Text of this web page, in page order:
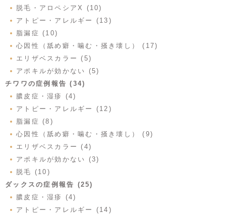
脱毛・アロペシアX (10)
アトピー・アレルギー (13)
脂漏症 (10)
心因性（舐め癖・噛む・掻き壊し） (17)
エリザベスカラー (5)
アポキルが効かない (5)
チワワの症例報告 (34)
膿皮症・湿疹 (4)
アトピー・アレルギー (12)
脂漏症 (8)
心因性（舐め癖・噛む・掻き壊し） (9)
エリザベスカラー (4)
アポキルが効かない (3)
脱毛 (10)
ダックスの症例報告 (25)
膿皮症・湿疹 (4)
アトピー・アレルギー (14)